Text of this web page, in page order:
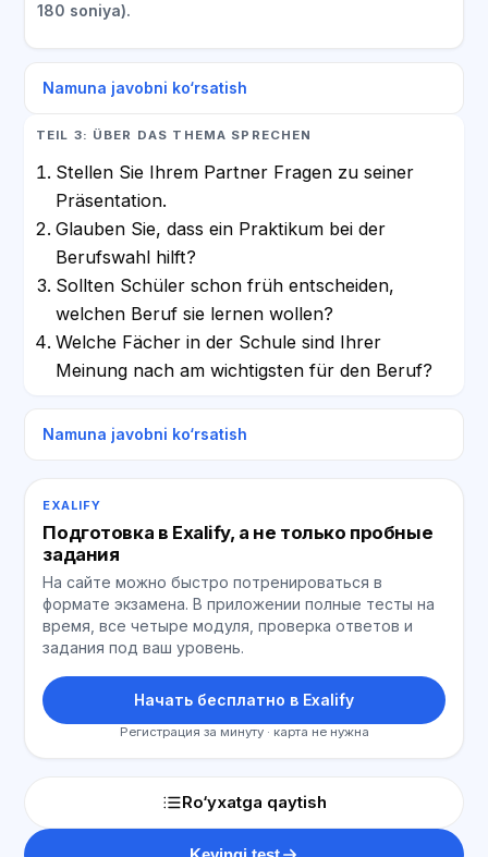
180 soniya).
Namuna javobni ko‘rsatish
TEIL 3: ÜBER DAS THEMA SPRECHEN
Stellen Sie Ihrem Partner Fragen zu seiner
Präsentation.
Glauben Sie, dass ein Praktikum bei der
Berufswahl hilft?
Sollten Schüler schon früh entscheiden,
welchen Beruf sie lernen wollen?
Welche Fächer in der Schule sind Ihrer
Meinung nach am wichtigsten für den Beruf?
Namuna javobni ko‘rsatish
EXALIFY
Подготовка в Exalify, а не только пробные
задания
На сайте можно быстро потренироваться в
формате экзамена. В приложении полные тесты на
время, все четыре модуля, проверка ответов и
задания под ваш уровень.
Начать бесплатно в Exalify
Регистрация за минуту · карта не нужна
Ro‘yxatga qaytish